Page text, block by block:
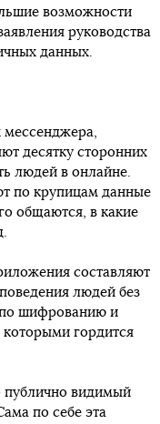
возможности
руководства
данных.
десятку сторонних
людей в онлайне.
по крупицам данные
общаются, в какие
составляют
людей без
по шифрованию и
гордится
публично видимый
по себе эта